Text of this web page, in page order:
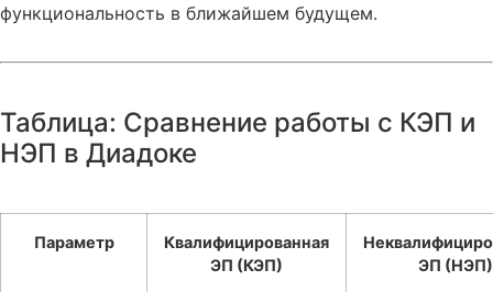
функциональность в ближайшем будущем.
Таблица: Сравнение работы с КЭП и
НЭП в Диадоке
Параметр
Квалифицированная
ЭП (КЭП)
ЭП (НЭП)